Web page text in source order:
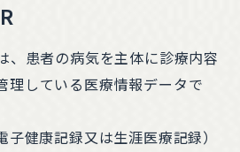
、患者の病気を主体に診療内容
理している医療情報データで
子健康記録又は生涯医療記録）